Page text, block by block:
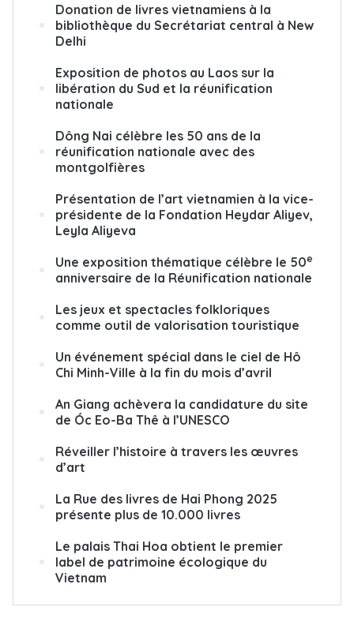
Donation de livres vietnamiens à la
bibliothèque du Secrétariat central à New
Delhi
Exposition de photos au Laos sur la
libération du Sud et la réunification
nationale
Dông Nai célèbre les 50 ans de la
réunification nationale avec des
montgolfières
Présentation de l’art vietnamien à la vice-
présidente de la Fondation Heydar Aliyev,
Leyla Aliyeva
Une exposition thématique célèbre le 50e
anniversaire de la Réunification nationale
Les jeux et spectacles folkloriques
comme outil de valorisation touristique
Un événement spécial dans le ciel de Hô
Chi Minh-Ville à la fin du mois d’avril
An Giang achèvera la candidature du site
de Óc Eo-Ba Thê à l’UNESCO
Réveiller l’histoire à travers les œuvres
d’art
La Rue des livres de Hai Phong 2025
présente plus de 10.000 livres
Le palais Thai Hoa obtient le premier
label de patrimoine écologique du
Vietnam